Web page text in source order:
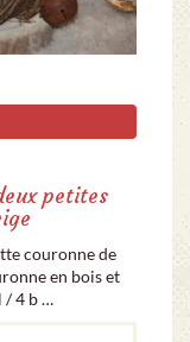
petites
couronne de
en bois et
/ 4 b …